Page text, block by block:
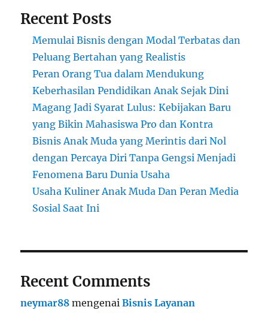
Recent Posts
Memulai Bisnis dengan Modal Terbatas dan
Peluang Bertahan yang Realistis
Peran Orang Tua dalam Mendukung
Keberhasilan Pendidikan Anak Sejak Dini
Magang Jadi Syarat Lulus: Kebijakan Baru
yang Bikin Mahasiswa Pro dan Kontra
Bisnis Anak Muda yang Merintis dari Nol
dengan Percaya Diri Tanpa Gengsi Menjadi
Fenomena Baru Dunia Usaha
Usaha Kuliner Anak Muda Dan Peran Media
Sosial Saat Ini
Recent Comments
neymar88 mengenaiBisnis Layanan